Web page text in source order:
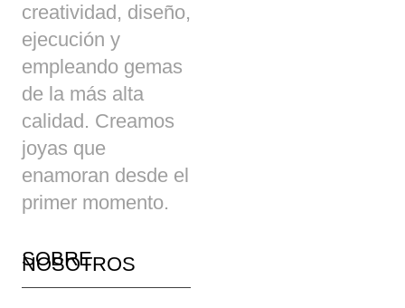
creatividad, diseño,
ejecución y
empleando gemas
de la más alta
calidad. Creamos
joyas que
enamoran desde el
primer momento.
SOBRE
NOSOTROS